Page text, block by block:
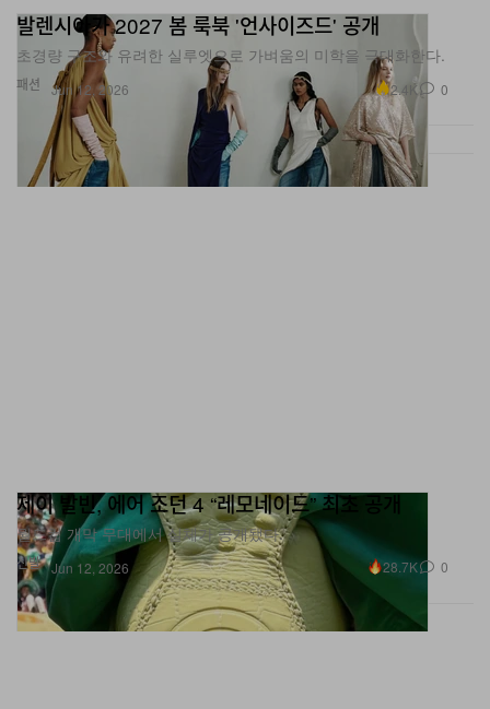
패션
발렌시아가 2027 봄 룩북 '언사이즈드' 공개
초경량 구조와 유려한 실루엣으로 가벼움의 미학을 극대화한다.
Jun 12, 2026 2.4K 0
신발
제이 발빈, 에어 조던 4 “레모네이드” 최초 공개
월드컵 개막 무대에서 실체가 공개됐다.
Jun 12, 2026 28.7K 0